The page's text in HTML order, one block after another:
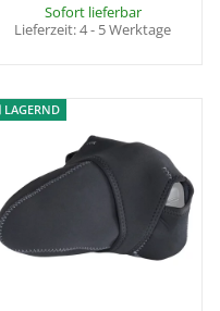
Sofort lieferbar
Lieferzeit:4 - 5 Werktage
LAGERND
LAGERND